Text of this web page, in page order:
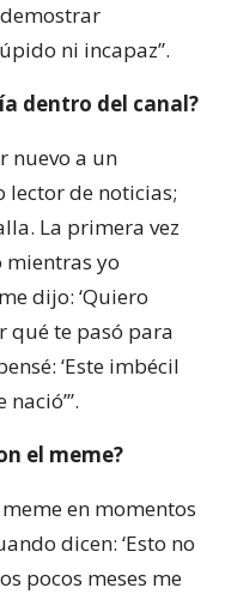
ni incapaz”.
dentro del canal?
nuevo a un
lector de noticias;
La primera vez
mientras yo
dijo: ‘Quiero
qué te pasó para
‘Este imbécil
el meme?
en momentos
dicen: ‘Esto no
pocos meses me